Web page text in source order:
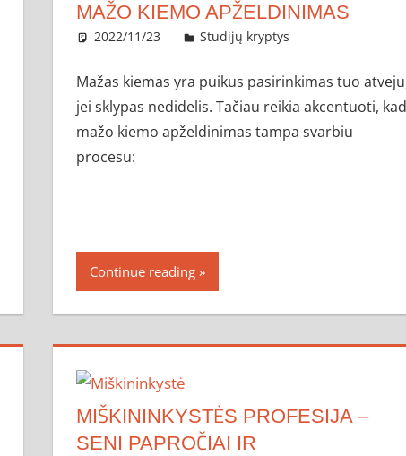
MAŽO KIEMO APŽELDINIMAS
2022/11/23 administratorius
Studijų kryptys
Mažas kiemas yra puikus pasirinkimas tuo
jei sklypas nedidelis. Tačiau reikia akcentuoti, kad
mažo kiemo apželdinimas tampa svarbiu
procesu:
Continue reading
MIŠKININKYSTĖS PROFESIJA –
SENI PAPROČIAI IR